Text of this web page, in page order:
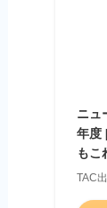
ニュ
年度
もこ
TAC